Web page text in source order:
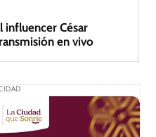
influencer César
en vivo